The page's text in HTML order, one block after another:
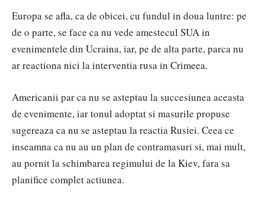
Europa se afla, ca de obicei, cu fundul in doua luntre: pe
de o parte, se face ca nu vede amestecul SUA in
evenimentele din Ucraina, iar, pe de alta parte, parca nu
ar reactiona nici la interventia rusa in Crimeea.
Americanii par ca nu se asteptau la succesiunea aceasta
de evenimente, iar tonul adoptat si masurile propuse
sugereaza ca nu se asteptau la reactia Rusiei. Ceea ce
inseamna ca nu au un plan de contramasuri si, mai mult,
au pornit la schimbarea regimului de la Kiev, fara sa
planifice complet actiunea.